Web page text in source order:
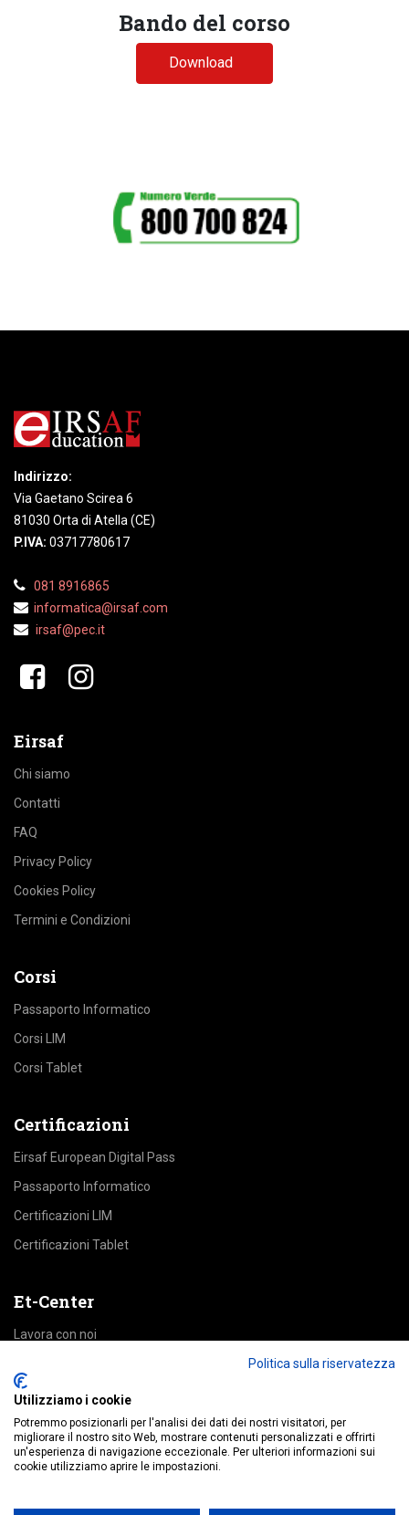
Bando del corso
Download
Indirizzo:
Via Gaetano Scirea 6
81030 Orta di Atella (CE)
P.IVA: 03717780617
081 8916865
informatica@irsaf.com
irsaf@pec.it
Eirsaf
Chi siamo
Contatti
FAQ
Privacy Policy
Cookies Policy
Termini e Condizioni
Corsi
Passaporto Informatico
Corsi LIM
Corsi Tablet
Certificazioni
Eirsaf European Digital Pass
Passaporto Informatico
Certificazioni LIM
Certificazioni Tablet
Et-Center
Lavora con noi
Accedi alle piattaforme
Education
Politica sulla riservatezza
Utilizziamo i cookie
Potremmo posizionarli per l'analisi dei dati dei nostri visitatori, per
migliorare il nostro sito Web, mostrare contenuti personalizzati e offrirti
un'esperienza di navigazione eccezionale. Per ulteriori informazioni sui
cookie utilizziamo aprire le impostazioni.